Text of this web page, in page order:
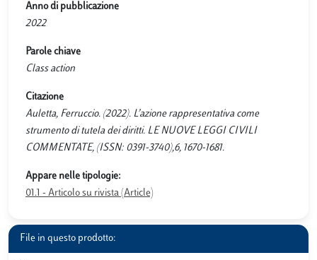
Anno di pubblicazione
2022
Parole chiave
Class action
Citazione
Auletta, Ferruccio. (2022). L’azione rappresentativa come
strumento di tutela dei diritti. LE NUOVE LEGGI CIVILI
COMMENTATE, (ISSN: 0391-3740),6, 1670-1681.
Appare nelle tipologie:
01.1 - Articolo su rivista (Article)
File in questo prodotto: